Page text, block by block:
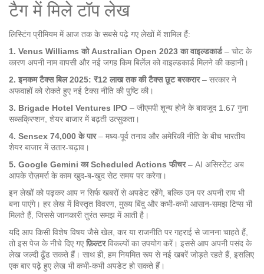
टैग में मिले टॉप लेख
लिस्टिंग प्रीमियम में आज तक के सबसे पढ़े गए लेखों में शामिल हैं:
1. Venus Williams को Australian Open 2023 का वाइल्डकार्ड– चोट के
कारण अपनी नाम वापसी और नई जगह किम बिर्लेल को वाइल्डकार्ड मिलने की कहानी।
2. इनकम टैक्स बिल 2025: ₹12 लाख तक की टैक्स छूट बरकरार– सरकार ने
अफवाहों को रोकते हुए नई टैक्स नीति की पुष्टि की।
3. Brigade Hotel Ventures IPO – जीएमपी शून्य होने के बावजूद 1.67 गुना
सब्सक्रिप्शन, शेयर बाजार में बढ़ती उत्सुकता।
4. Sensex 74,000 के पार– मध्य‑पूर्व तनाव और अमेरिकी नीति के बीच भारतीय
शेयर बाजार में उतार‑चढ़ाव।
5. Google Gemini का Scheduled Actions फीचर– AI असिस्टेंट अब
आपके रोज़मर्रा के काम खुद‑ब‑खुद सेट समय पर करेगा।
इन लेखों को पढ़कर आप न सिर्फ खबरों से अपडेट रहेंगे, बल्कि उन पर अपनी राय भी
बना पाएंगे। हर लेख में विस्तृत विवरण, मुख्य बिंदु और कभी‑कभी आसान‑समझ टिप्स भी
मिलते हैं, जिससे जानकारी तुरंत समझ में आती है।
यदि आप किसी विशेष विषय जैसे खेल, कर या राजनीति पर गहराई से जानना चाहते हैं,
तो इस पेज के नीचे दिए गए फ़िल्टरविकल्पों का उपयोग करें। इससे आप अपनी पसंद के
लेख जल्दी ढूँढ सकते हैं। साथ ही, हम नियमित रूप से नई खबरें जोड़ते रहते हैं, इसलिए
एक बार पढ़े हुए लेख भी कभी‑कभी अपडेट हो सकते हैं।